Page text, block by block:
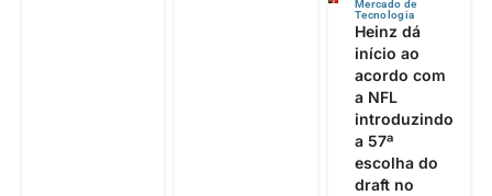
Mercado de
Tecnologia
Heinz dá
início ao
acordo com
a NFL
introduzindo
a 57ª
escolha do
draft no